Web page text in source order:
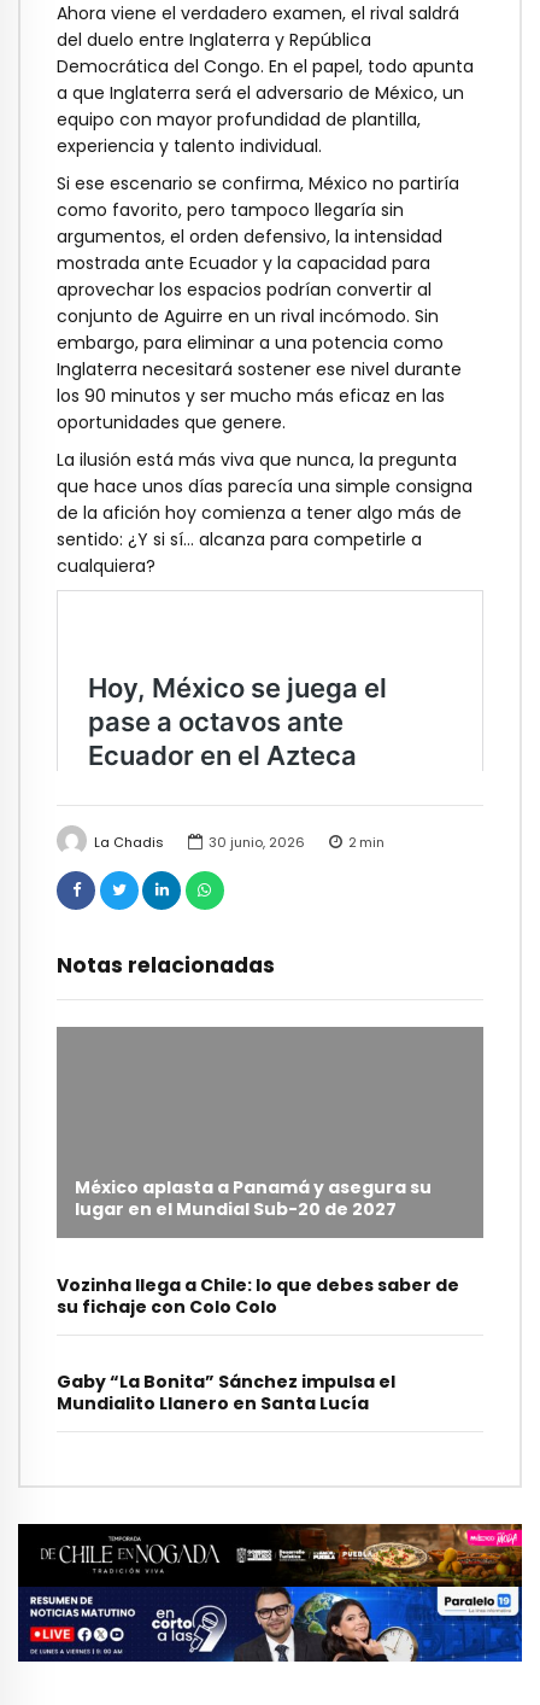
La Chadis 30 junio, 2026 2 min
Notas relacionadas
México aplasta a Panamá y asegura su
lugar en el Mundial Sub-20 de 2027
Vozinha llega a Chile: lo que debes saber de
su fichaje con Colo Colo
Gaby “La Bonita” Sánchez impulsa el
Mundialito Llanero en Santa Lucía
Ahora viene el verdadero examen, el rival saldrá
del duelo entre Inglaterra y República
Democrática del Congo. En el papel, todo apunta
a que Inglaterra será el adversario de México, un
equipo con mayor profundidad de plantilla,
experiencia y talento individual.
Si ese escenario se confirma, México no partiría
como favorito, pero tampoco llegaría sin
argumentos, el orden defensivo, la intensidad
mostrada ante Ecuador y la capacidad para
aprovechar los espacios podrían convertir al
conjunto de Aguirre en un rival incómodo. Sin
embargo, para eliminar a una potencia como
Inglaterra necesitará sostener ese nivel durante
los 90 minutos y ser mucho más eficaz en las
oportunidades que genere.
La ilusión está más viva que nunca, la pregunta
que hace unos días parecía una simple consigna
de la afición hoy comienza a tener algo más de
sentido: ¿Y si sí… alcanza para competirle a
cualquiera?